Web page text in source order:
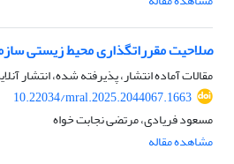
صلاحیت مقرراتگذاری محیط زیستی
مقالات آماده انتشار، پذیرفته شده، انتشار
10.22034/mral.2025.2044067.1663
مسعود فریادی، مرتضی نجابت خواه
مشاهده مقاله